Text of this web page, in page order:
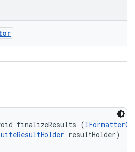
finalizeResults (
resultHolder)